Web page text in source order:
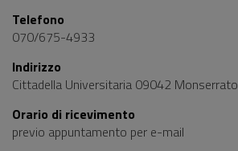
Telefono
070/675-4933
Indirizzo
Cittadella Universitaria 09042 Monserrato
Orario di ricevimento
previo appuntamento per e-mail